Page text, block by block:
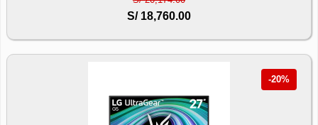
S/ 18,760.00
-20%